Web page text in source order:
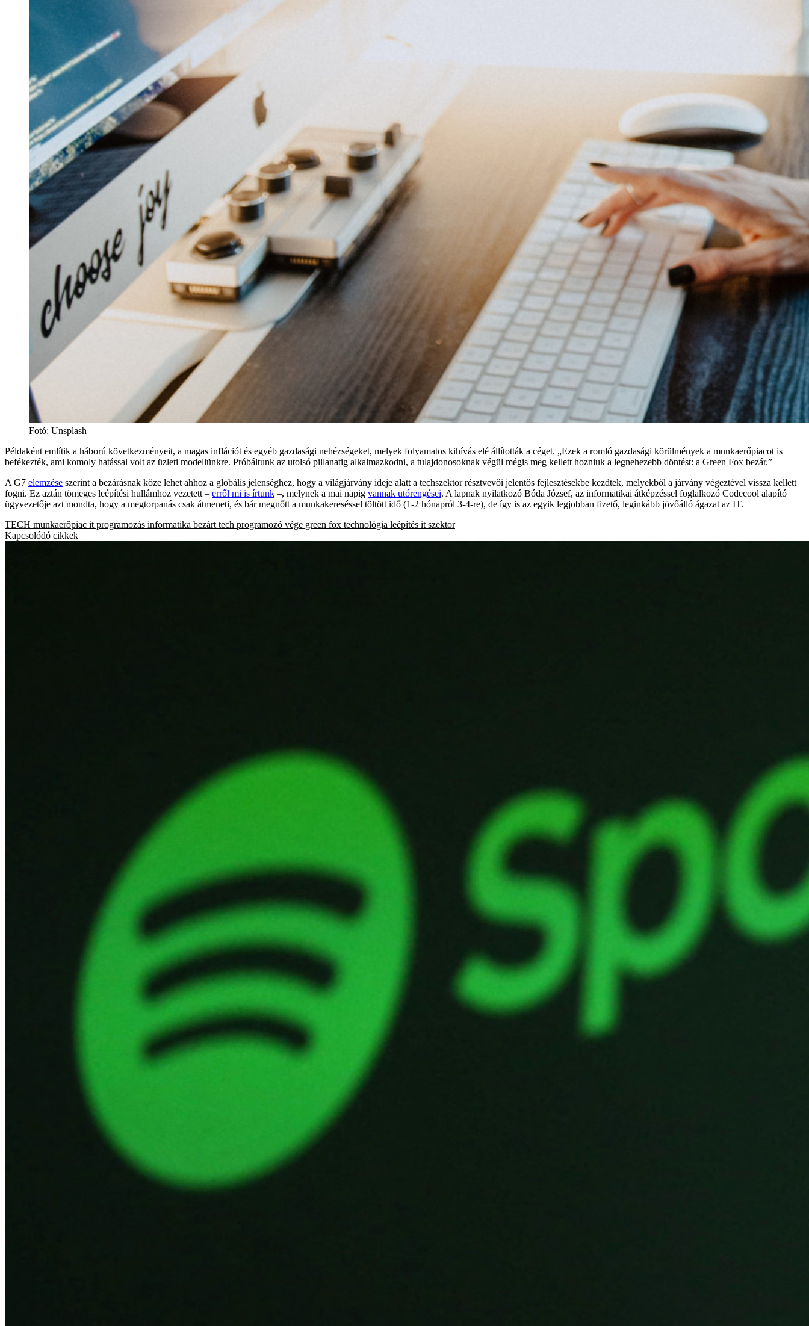
Fotó: Unsplash
Példaként említik a háború következményeit, a magas inflációt és egyéb gazdasági nehézségeket, melyek folyamatos kihívás elé állították a céget. „Ezek a romló gazdasági körülmények a munkaerőpiacot is
befékezték, ami komoly hatással volt az üzleti modellünkre. Próbáltunk az utolsó pillanatig alkalmazkodni, a tulajdonosoknak végül mégis meg kellett hozniuk a legnehezebb döntést: a Green Fox bezár.”
A G7 elemzése szerint a bezárásnak köze lehet ahhoz a globális jelenséghez, hogy a világjárvány ideje alatt a techszektor résztvevői jelentős fejlesztésekbe kezdtek, melyekből a járvány végeztével vissza kellett
fogni. Ez aztán tömeges leépítési hullámhoz vezetett – erről mi is írtunk –, melynek a mai napig vannak utórengései. A lapnak nyilatkozó Bóda József, az informatikai átképzéssel foglalkozó Codecool alapító
ügyvezetője azt mondta, hogy a megtorpanás csak átmeneti, és bár megnőtt a munkakereséssel töltött idő (1-2 hónapról 3-4-re), de így is az egyik legjobban fizető, leginkább jövőálló ágazat az IT.
TECH munkaerőpiac it programozás informatika bezárt tech programozó vége green fox technológia leépítés it szektor
Kapcsolódó cikkek